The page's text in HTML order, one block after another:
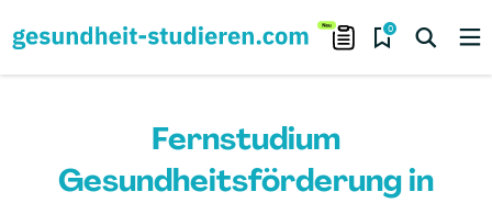
0
Fernstudium
Gesundheitsförderung in